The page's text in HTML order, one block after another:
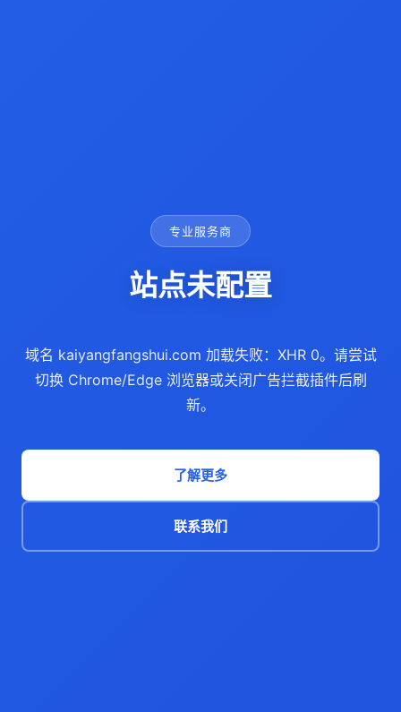
专业服务商
站点未配置
域名 kaiyangfangshui.com 加载失败：XHR 0。请尝试
切换 Chrome/Edge 浏览器或关闭广告拦截插件后刷
新。
了解更多
联系我们